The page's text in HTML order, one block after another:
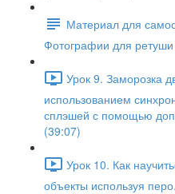
Материал для
Фотографии для
Урок 9. Заморозка
использованием
сплэшей с помощью
(39:07)
Урок 10. Как
объекты используя